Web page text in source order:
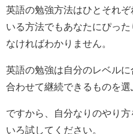
英語の勉強方法はひとそれ
いる方法でもあなたにぴっ
なければわかりません。
英語の勉強は自分のレベル
合わせて継続できるものを選
ですから、自分なりのやり
いろ試してください。